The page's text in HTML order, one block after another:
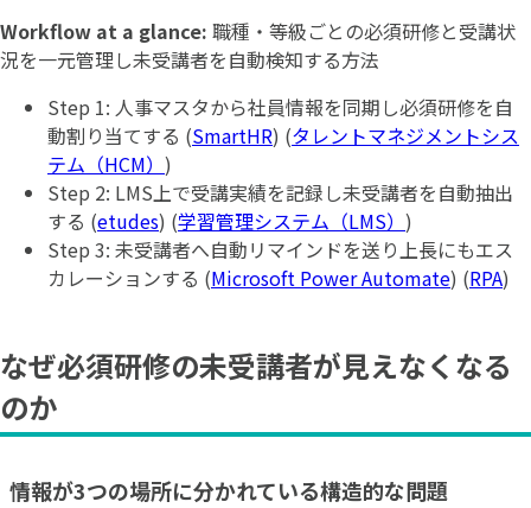
Workflow at a glance: 職種・等級ごとの必須研修と受講状
況を一元管理し未受講者を自動検知する方法
Step 1: 人事マスタから社員情報を同期し必須研修を自
動割り当てする (SmartHR) (タレントマネジメントシス
テム（HCM） )
Step 2: LMS上で受講実績を記録し未受講者を自動抽出
する (etudes) (学習管理システム（LMS） )
Step 3: 未受講者へ自動リマインドを送り上長にもエス
カレーションする (Microsoft Power Automate) (RPA)
なぜ必須研修の未受講者が見えなくなる
のか
情報が3つの場所に分かれている構造的な問題